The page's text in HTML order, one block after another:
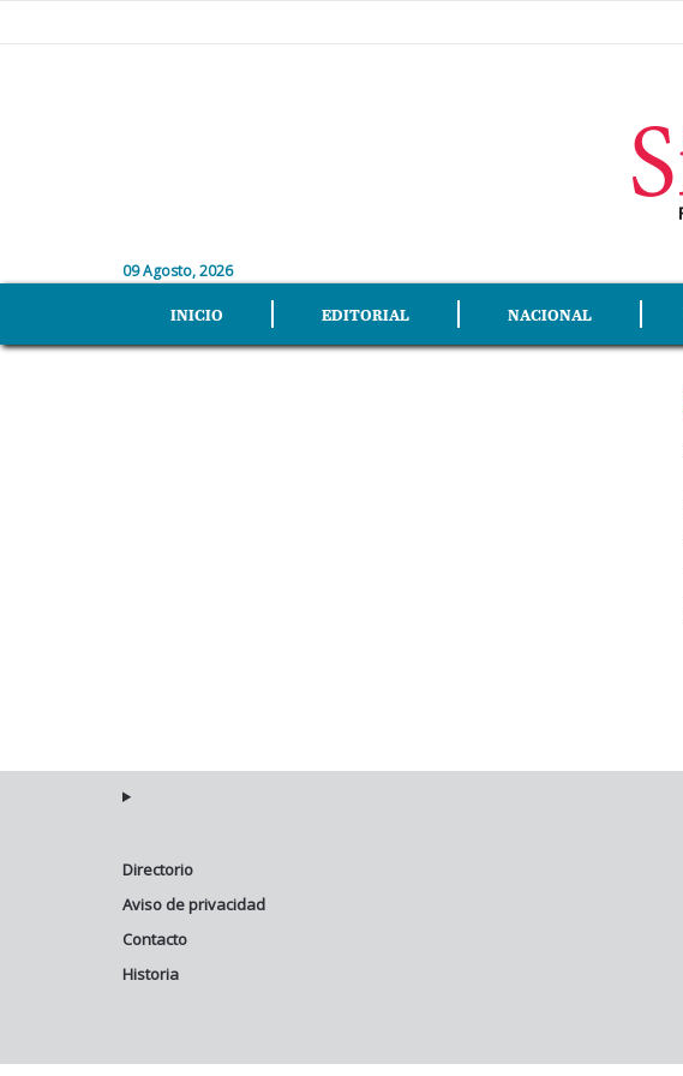
09 Agosto, 2026
INICIO EDITORIAL NACIONAL
Directorio
Aviso de privacidad
Contacto
Historia